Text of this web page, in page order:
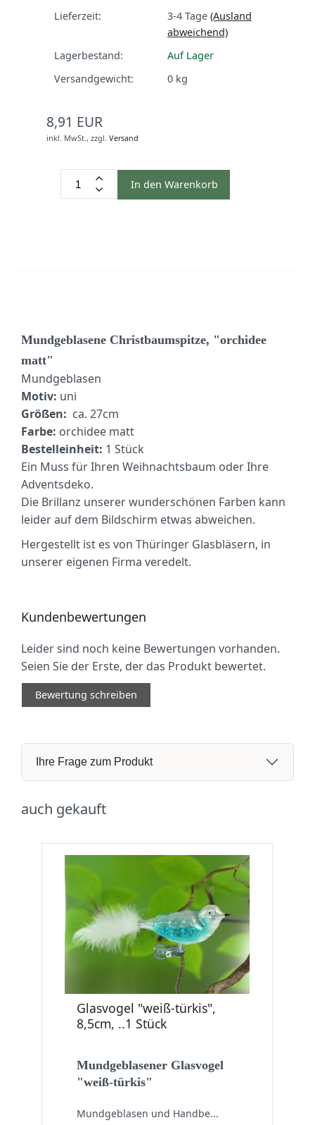
Lieferzeit:
3-4 Tage (Ausland
abweichend)
Lagerbestand:
Auf Lager
Versandgewicht:
0 kg
8,91 EUR
inkl. MwSt., zzgl. Versand
In den Warenkorb
Mundgeblasene Christbaumspitze, "orchidee
matt"
Mundgeblasen
Motiv: uni
Größen: ca. 27cm
Farbe: orchidee matt
Bestelleinheit: 1 Stück
Ein Muss für Ihren Weihnachtsbaum oder Ihre
Adventsdeko.
Die Brillanz unserer wunderschönen Farben kann
leider auf dem Bildschirm etwas abweichen.
Hergestellt ist es von Thüringer Glasbläsern, in
unserer eigenen Firma veredelt.
Kundenbewertungen
Leider sind noch keine Bewertungen vorhanden.
Seien Sie der Erste, der das Produkt bewertet.
Bewertung schreiben
Ihre Frage zum Produkt
auch gekauft
Glasvogel "weiß-türkis",
8,5cm, ..1 Stück
Mundgeblasener Glasvogel
"weiß-türkis"
Mundgeblasen und Handbe...